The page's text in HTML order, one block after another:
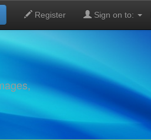
Register Sign on to: